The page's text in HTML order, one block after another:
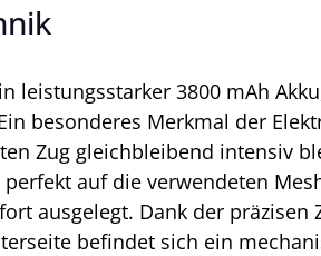
leistungsstarker 3800 mAh
besonderes Merkmal der
Zug gleichbleibend intensiv
auf die verwendeten
ausgelegt. Dank der
befindet sich ein